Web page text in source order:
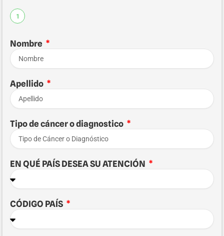
1
Nombre
Apellido
Tipo de cáncer o diagnostico
EN QUÉ PAÍS DESEA SU ATENCIÓN
CÓDIGO PAÍS